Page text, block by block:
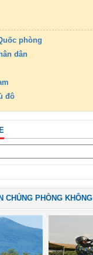
phòng
dân
đô
CHỦNG PHÒNG